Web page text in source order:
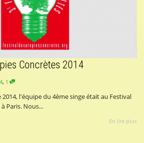
Concrètes 2014
, 1
2014, l'équipe du 4ème singe était au Festival
Paris. Nous...
En lire plus